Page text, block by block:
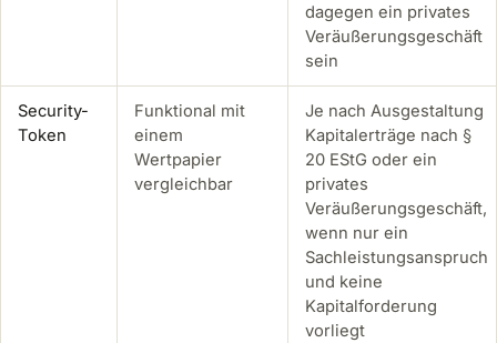
dagegen ein privates
Veräußerungsgeschäft
sein
Security-
Token
Funktional mit
einem
Wertpapier
vergleichbar
Je nach Ausgestaltung
Kapitalerträge nach §
20 EStG oder ein
privates
Veräußerungsgeschäft,
wenn nur ein
Sachleistungsanspruch
und keine
Kapitalforderung
vorliegt